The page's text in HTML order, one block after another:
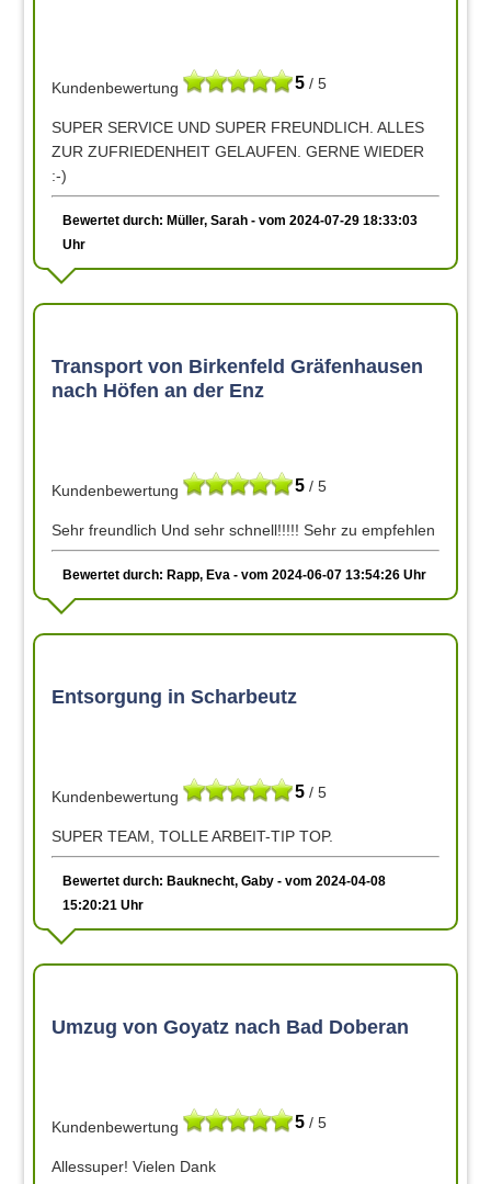
5 / 5
Kundenbewertung
SUPER SERVICE UND SUPER FREUNDLICH. ALLES
ZUR ZUFRIEDENHEIT GELAUFEN. GERNE WIEDER
:-)
Bewertet durch: Müller, Sarah - vom 2024-07-29 18:33:03
Uhr
Transport von Birkenfeld Gräfenhausen
nach Höfen an der Enz
5 / 5
Kundenbewertung
Sehr freundlich Und sehr schnell!!!!! Sehr zu empfehlen
Bewertet durch: Rapp, Eva - vom 2024-06-07 13:54:26 Uhr
Entsorgung in Scharbeutz
5 / 5
Kundenbewertung
SUPER TEAM, TOLLE ARBEIT-TIP TOP.
Bewertet durch: Bauknecht, Gaby - vom 2024-04-08
15:20:21 Uhr
Umzug von Goyatz nach Bad Doberan
5 / 5
Kundenbewertung
Allessuper! Vielen Dank